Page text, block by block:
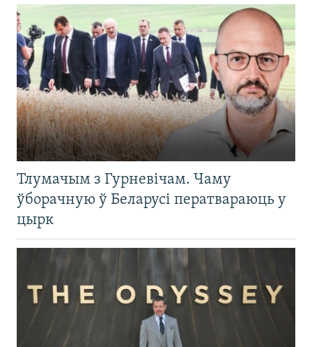
Тлумачым з Гурневічам. Чаму
ўборачную ў Беларусі ператвараюць у
цырк